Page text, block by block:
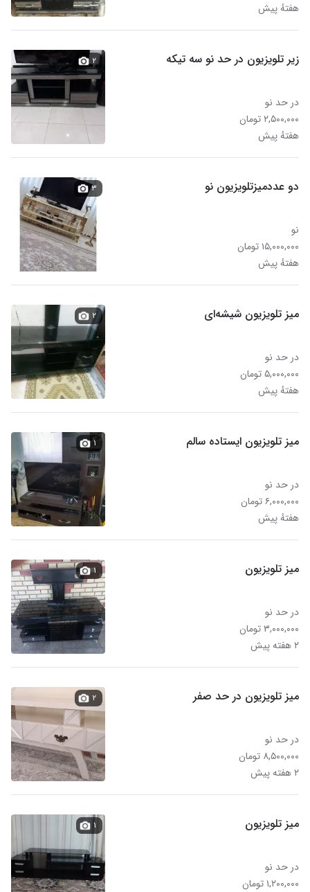
هفتهٔ پیش
زیر تلویزیون در حد نو سه تیکه
در حد نو
۲,۵۰۰,۰۰۰ تومان
هفتهٔ پیش
۲
دو عددمیزتلویزیون نو
نو
۱۵,۰۰۰,۰۰۰ تومان
هفتهٔ پیش
۳
میز‌ تلویزیون‌ شیشه‌ای
در حد نو
۵,۰۰۰,۰۰۰ تومان
هفتهٔ پیش
۲
میز تلویزیون ایستاده سالم
در حد نو
۶,۰۰۰,۰۰۰ تومان
هفتهٔ پیش
۱
میز تلویزیون
در حد نو
۳,۰۰۰,۰۰۰ تومان
۲ هفته پیش
۱
میز تلویزیون در حد صفر
در حد نو
۸,۵۰۰,۰۰۰ تومان
۲ هفته پیش
۲
میز تلویزیون
در حد نو
۱,۲۰۰,۰۰۰ تومان
۱